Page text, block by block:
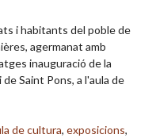
i habitants del poble de
agermanat amb
inauguració de la
Saint Pons, a l'aula de
de cultura, exposicions,